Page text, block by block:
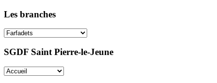
Les branches
SGDF Saint Pierre-le-Jeune